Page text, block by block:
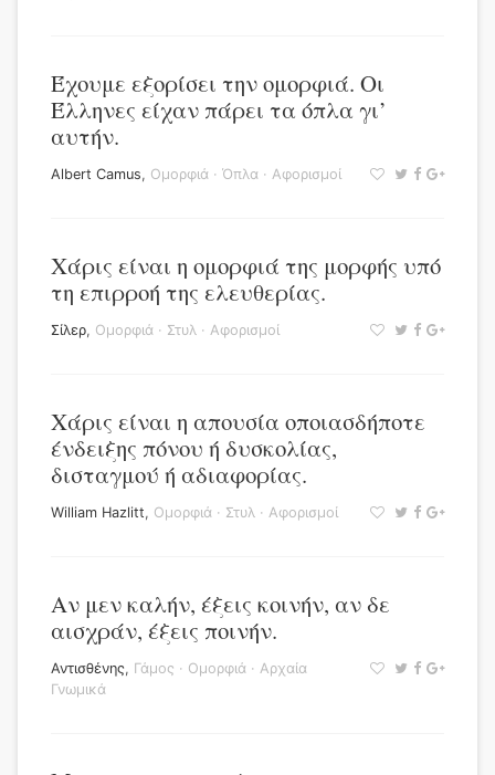
Έχουμε εξορίσει την ομορφιά. Οι
Έλληνες είχαν πάρει τα όπλα γι’
αυτήν.
Albert Camus, Ομορφιά · Όπλα · Αφορισμοί
Χάρις είναι η ομορφιά της μορφής υπό
τη επιρροή της ελευθερίας.
Σίλερ, Ομορφιά · Στυλ · Αφορισμοί
Χάρις είναι η απουσία οποιασδήποτε
ένδειξης πόνου ή δυσκολίας,
δισταγμού ή αδιαφορίας.
William Hazlitt, Ομορφιά · Στυλ · Αφορισμοί
Αν μεν καλήν, έξεις κοινήν, αν δε
αισχράν, έξεις ποινήν.
Αντισθένης, Γάμος · Ομορφιά · Αρχαία
Γνωμικά